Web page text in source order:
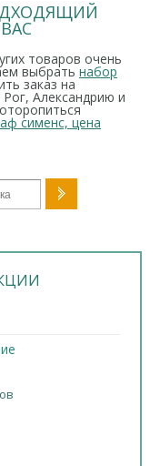
товаров очень
выбрать набор
заказ на
Александрию и
сименс, цена